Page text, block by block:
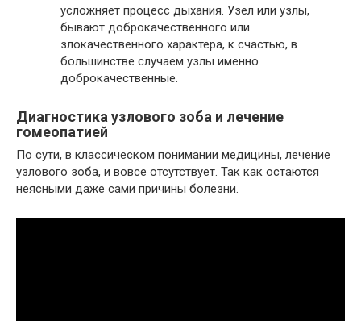
усложняет процесс дыхания. Узел или узлы,
бывают доброкачественного или
злокачественного характера, к счастью, в
большинстве случаем узлы именно
доброкачественные.
Диагностика узлового зоба и лечение
гомеопатией
По сути, в классическом понимании медицины, лечение
узлового зоба, и вовсе отсутствует. Так как остаются
неясными даже сами причины болезни.